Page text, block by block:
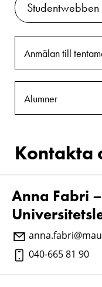
Studentwebben
Anmälan till
Alumner
Kontakta
Anna Fabri –
040-665 81 90